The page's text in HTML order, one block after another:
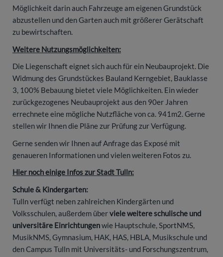
Möglichkeit darin auch Fahrzeuge am eigenen Grundstück
abzustellen und den Garten auch mit größerer Gerätschaft
zu bewirtschaften.
Weitere Nutzungsmöglichkeiten:
Die Liegenschaft eignet sich auch für ein Neubauprojekt. Die
Widmung des Grundstückes Bauland Kerngebiet, Bauklasse
3, 100% Bebauung bietet viele Möglichkeiten. Ein wieder
zurückgezogenes Neubauprojekt aus den 90er Jahren
errechnete eine mögliche Nutzfläche von ca. 941m2. Gerne
stellen wir Ihnen die Pläne zur Prüfung zur Verfügung.
Gerne senden wir Ihnen auf Anfrage das Exposé mit
genaueren Informationen und vielen weiteren Fotos zu.
Hier noch einige Infos zur Stadt Tulln:
Schule & Kindergarten:
Tulln verfügt neben zahlreichen Kindergärten und
Volksschulen, außerdem überviele weitere schulische und
universitäre Einrichtungenwie Hauptschule, SportNMS,
MusikNMS, Gymnasium, HAK, HAS, HBLA, Musikschule und
den Campus Tulln mit Universitäts- und Forschungszentrum,